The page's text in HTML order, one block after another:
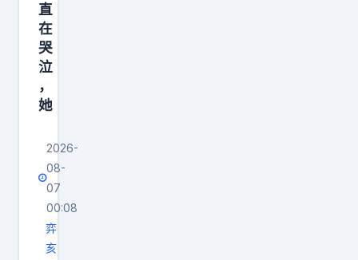
直
在
哭
泣
，
她
2026-
08-
07
00:08
弈
亥